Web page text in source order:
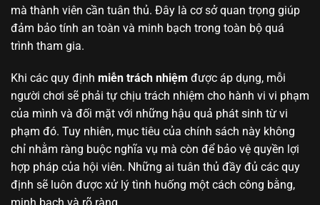
mà thành viên cần tuân thủ. Đây là cơ sở quan trọng giúp
đảm bảo tính an toàn và minh bạch trong toàn bộ quá
trình tham gia.
Khi các quy định miễn trách nhiệm được áp dụng, mỗi
người chơi sẽ phải tự chịu trách nhiệm cho hành vi vi phạm
của mình và đối mặt với những hậu quả phát sinh từ vi
phạm đó. Tuy nhiên, mục tiêu của chính sách này không
chỉ nhằm ràng buộc nghĩa vụ mà còn để bảo vệ quyền lợi
hợp pháp của hội viên. Những ai tuân thủ đầy đủ các quy
định sẽ luôn được xử lý tình huống một cách công bằng,